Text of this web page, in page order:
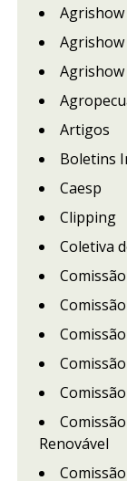
Agrishow
Agrishow
Agrishow
Artigos
Boletins
Caesp
Clipping
Coletiva
Renovável